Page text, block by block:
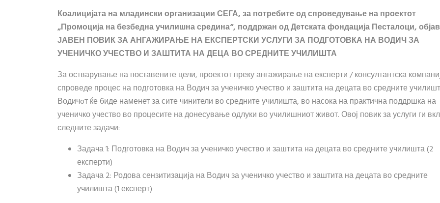
Коалицијата на младински организации СЕГА, за потребите од спроведување на проектот
„Промоција на безбедна училишна средина“, поддржан од Детската фондација Песталоци,
ЈАВЕН ПОВИК ЗА АНГАЖИРАЊЕ НА ЕКСПЕРТСКИ УСЛУГИ ЗА ПОДГОТОВКА НА ВОДИЧ ЗА
УЧЕНИЧКО УЧЕСТВО И ЗАШТИТА НА ДЕЦА ВО СРЕДНИТЕ УЧИЛИШТА
За остварување на поставените цели, проектот преку ангажирање на експерти / консултантска
спроведе процес на подготовка на Водич за ученичко учество и заштита на децата во средните
Водичoт ќе биде наменет за сите чинители во средните училишта, во насока на практична поддршка на
ученичко учество во процесите на донесување одлуки во училишниот живот. Овој повик за услуги ги
следните задачи:
Задача 1: Подготовка на Водич за ученичко учество и заштита на децата во средните училишта (2
експерти)
Задача 2: Родова сензитизација на Водич за ученичко учество и заштита на децата во средните
училишта (1 експерт)